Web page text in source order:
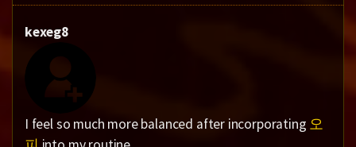
kexeg8
I feel so much more balanced after incorporating 오